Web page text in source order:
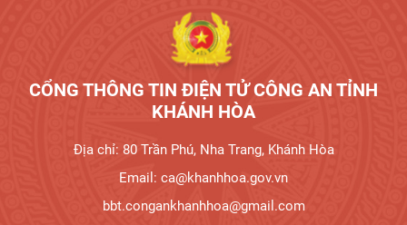
CỔNG THÔNG TIN ĐIỆN TỬ CÔNG AN TỈNH
KHÁNH HÒA
Địa chỉ: 80 Trần Phú, Nha Trang, Khánh Hòa
Email: ca@khanhhoa.gov.vn
bbt.congankhanhhoa@gmail.com